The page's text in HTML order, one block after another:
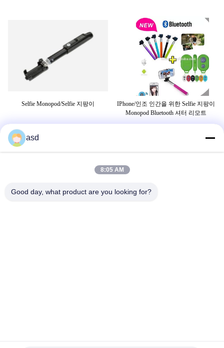
Selfie Monopod/Selfie 지팡이
IPhone/인조 인간을 위한 Selfie 지팡이
Monopod Bluetooth 셔터 리모트
꼬리표
확장 가능한 selfie 지팡이
asd
8:05 AM
Good day, what product are you looking for?